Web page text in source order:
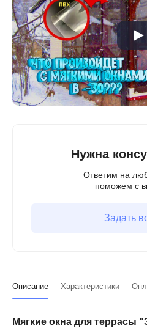
Описание Характеристики
Мягкие окна для террасы
Нужна
Ответим на
поможем с
Задать